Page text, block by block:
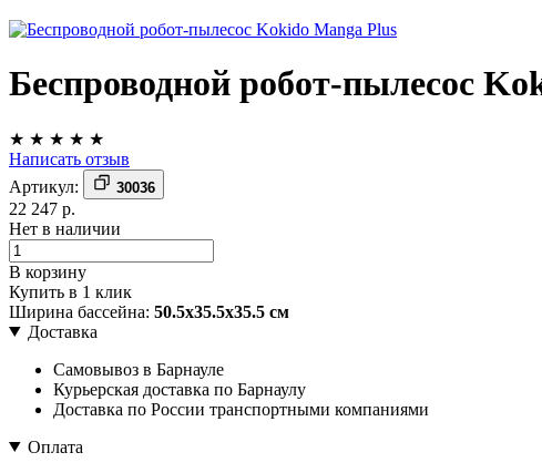
Беспроводной робот-пылесоc
★ ★ ★ ★ ★
Написать отзыв
Артикул:
30036
22 247 р.
Нет в наличии
В корзину
Купить в 1 клик
Ширина бассейна: 50.5х35.5х35.5 см
Доставка
Самовывоз в Барнауле
Курьерская доставка по Барнаулу
Доставка по России транспортными компаниями
Оплата